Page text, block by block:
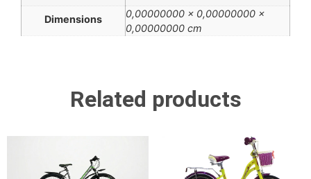
Dimensions
0,00000000 × 0,00000000 ×
0,00000000 cm
Related products